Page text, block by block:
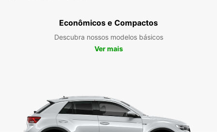
Econômicos e Compactos
Descubra nossos modelos básicos
Ver mais